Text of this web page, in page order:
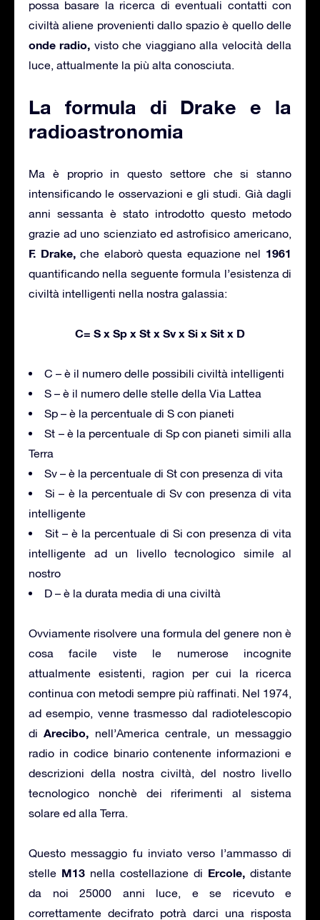
possa basare la ricerca di eventuali contatti con
civiltà aliene provenienti dallo spazio è quello delle
onde radio, visto che viaggiano alla velocità della
luce, attualmente la più alta conosciuta.
La formula di Drake e la
radioastronomia
Ma è proprio in questo settore che si stanno
intensificando le osservazioni e gli studi. Già dagli
anni sessanta è stato introdotto questo metodo
grazie ad uno scienziato ed astrofisico americano,
F. Drake,che elaborò questa equazione nel 1961
quantificando nella seguente formula l’esistenza di
civiltà intelligenti nella nostra galassia:
C= S x Sp x St x Sv x Si x Sit x D
C – è il numero delle possibili civiltà intelligenti
S – è il numero delle stelle della Via Lattea
Sp – è la percentuale di S con pianeti
St – è la percentuale di Sp con pianeti simili alla
Terra
Sv – è la percentuale di St con presenza di vita
Si – è la percentuale di Sv con presenza di vita
intelligente
Sit – è la percentuale di Si con presenza di vita
intelligente ad un livello tecnologico simile al
nostro
D – è la durata media di una civiltà
Ovviamente risolvere una formula del genere non è
cosa facile viste le numerose incognite
attualmente esistenti, ragion per cui la ricerca
continua con metodi sempre più raffinati. Nel 1974,
ad esempio, venne trasmesso dal radiotelescopio
diArecibo, nell’America centrale, un messaggio
radio in codice binario contenente informazioni e
descrizioni della nostra civiltà, del nostro livello
tecnologico nonchè dei riferimenti al sistema
solare ed alla Terra.
Questo messaggio fu inviato verso l’ammasso di
stelle M13 nella costellazione di Ercole, distante
da noi 25000 anni luce, e se ricevuto e
correttamente decifrato potrà darci una risposta